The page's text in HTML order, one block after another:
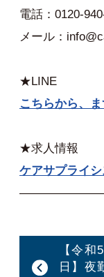
電話：0120-
メール：
★LINE
こちらから、
★求人情報
ケアサプライ
【令
日】夜